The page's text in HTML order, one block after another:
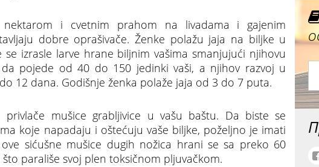
i cvetnim prahom na livadama i gajenim
dobre oprašivače. Ženke polažu jaja na biljke u
izrasle larve hrane biljnim vašima smanjujući njihovu
pojede od 40 do 150 jedinki vaši, a njihov razvoj u
12 dana. Godišnje ženka polaže jaja od 3 do 7 puta.
mušice grabljivice u vašu baštu. Da biste se
koje napadaju i oštećuju vaše biljke, poželjno je imati
sićušne mušice dugih nožica hrani se sa preko 60
parališe svoj plen toksičnom pljuvačkom.